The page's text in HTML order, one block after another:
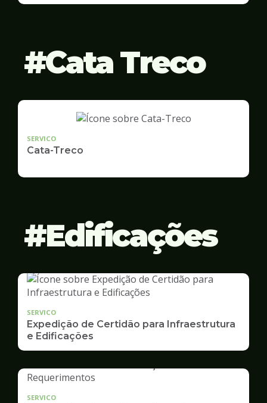
Cata Treco
SERVICO
Cata-Treco
Edificações
SERVICO
Expedição de Certidão para Infraestrutura
e Edificações
SERVICO